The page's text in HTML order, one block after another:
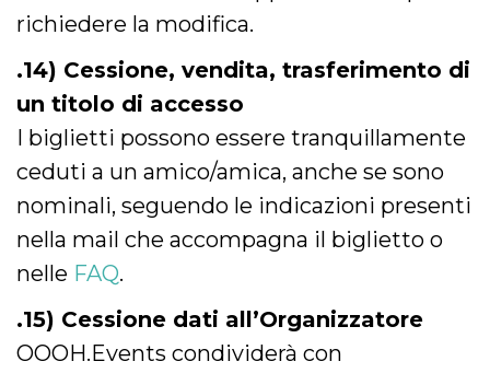
richiedere la modifica.
.14) Cessione, vendita, trasferimento di
un titolo di accesso
I biglietti possono essere tranquillamente
ceduti a un amico/amica, anche se sono
nominali, seguendo le indicazioni presenti
nella mail che accompagna il biglietto o
nelle FAQ.
.15) Cessione dati all’Organizzatore
OOOH.Events condividerà con